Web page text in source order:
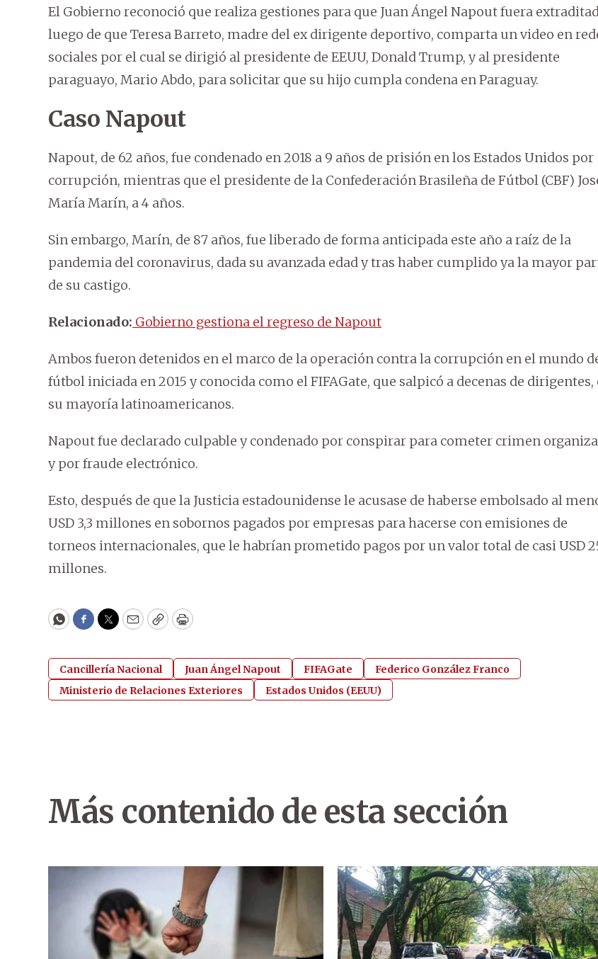
El Gobierno reconoció que realiza gestiones para que Juan Ángel Napout fuera
luego de que Teresa Barreto, madre del ex dirigente deportivo, comparta un video en
sociales por el cual se dirigió al presidente de EEUU, Donald Trump, y al presidente
paraguayo, Mario Abdo, para solicitar que su hijo cumpla condena en Paraguay.
Caso Napout
Napout, de 62 años, fue condenado en 2018 a 9 años de prisión en los Estados Unidos por
corrupción, mientras que el presidente de la Confederación Brasileña de Fútbol (CBF)
María Marín, a 4 años.
Sin embargo, Marín, de 87 años, fue liberado de forma anticipada este año a raíz de la
pandemia del coronavirus, dada su avanzada edad y tras haber cumplido ya la mayor
de su castigo.
Relacionado: Gobierno gestiona el regreso de Napout
Ambos fueron detenidos en el marco de la operación contra la corrupción en el mundo
fútbol iniciada en 2015 y conocida como el FIFAGate, que salpicó a decenas de dirigentes,
su mayoría latinoamericanos.
Napout fue declarado culpable y condenado por conspirar para cometer crimen
y por fraude electrónico.
Esto, después de que la Justicia estadounidense le acusase de haberse embolsado al
USD 3,3 millones en sobornos pagados por empresas para hacerse con emisiones de
torneos internacionales, que le habrían prometido pagos por un valor total de casi USD
millones.
WhatsApp
Facebook
Twitter
EmailCopyPrint
Cancillería Nacional Juan Ángel Napout FIFAGate
Federico González Franco
Ministerio de Relaciones Exteriores
Estados Unidos (EEUU)
Más contenido de esta sección